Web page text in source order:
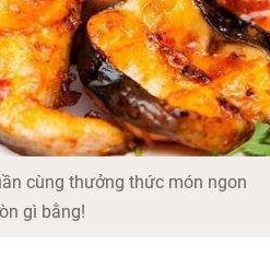
cùng thưởng thức món ngon
gì bằng!